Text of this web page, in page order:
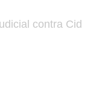
contra Cid